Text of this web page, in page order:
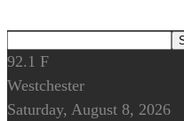
92.1 F
Westchester
Saturday, August 8, 2026